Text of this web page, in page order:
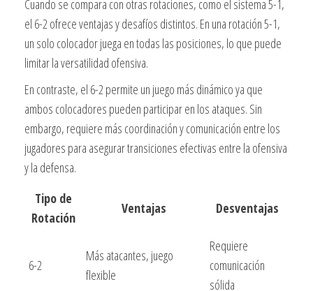
Cuando se compara con otras rotaciones, como el sistema 5-1,
el 6-2 ofrece ventajas y desafíos distintos. En una rotación 5-1,
un solo colocador juega en todas las posiciones, lo que puede
limitar la versatilidad ofensiva.
En contraste, el 6-2 permite un juego más dinámico ya que
ambos colocadores pueden participar en los ataques. Sin
embargo, requiere más coordinación y comunicación entre los
jugadores para asegurar transiciones efectivas entre la ofensiva
y la defensa.
Tipo de
Rotación
Ventajas Desventajas
6-2
Más atacantes, juego
flexible
Requiere
comunicación
sólida